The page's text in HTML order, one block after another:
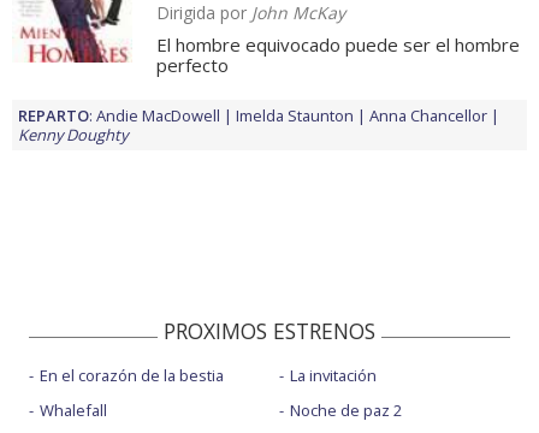
Dirigida por John McKay
El hombre equivocado puede ser el hombre
perfecto
REPARTO: Andie MacDowell Imelda Staunton
Anna Chancellor
Kenny Doughty
PROXIMOS ESTRENOS
En el corazón de la bestia
Whalefall
La invitación
Noche de paz 2